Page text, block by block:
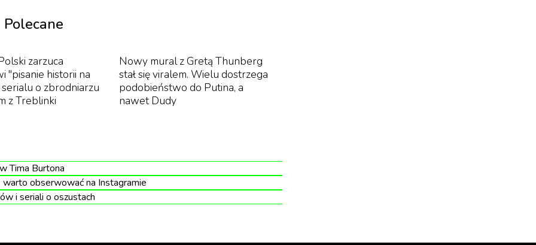
bluźnierczą.
Polecane
zarzuca
"pisanie historii na
o zbrodniarzu
z Treblinki
Nowy mural z Gretą Thunberg
stał się viralem. Wielu dostrzega
podobieństwo do Putina, a
nawet Dudy
Tima Burtona
obserwować na Instagramie
i seriali o oszustach